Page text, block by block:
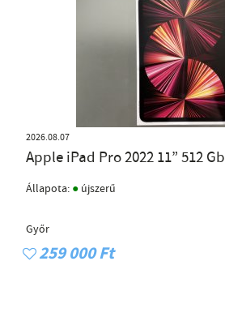
2026.08.07
Apple iPad Pro 2022 11” 512 Gb
Állapota: ● újszerű
Győr
259 000 Ft